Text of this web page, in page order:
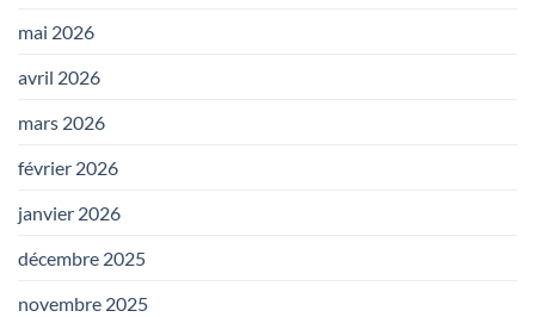
mai 2026
avril 2026
mars 2026
février 2026
janvier 2026
décembre 2025
novembre 2025